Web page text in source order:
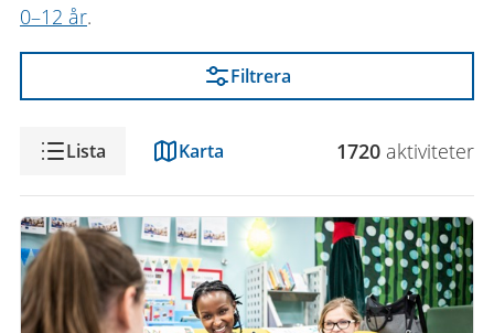
0–12 år.
Filtrera
VisningLista Karta 1720 aktiviteter